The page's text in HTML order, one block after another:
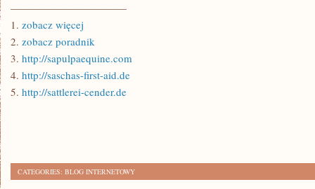
———————————
1. zobacz więcej
2. zobacz poradnik
3. http://sapulpaequine.com
4. http://saschas-first-aid.de
5. http://sattlerei-cender.de
CATEGORIES: BLOG INTERNETOWY